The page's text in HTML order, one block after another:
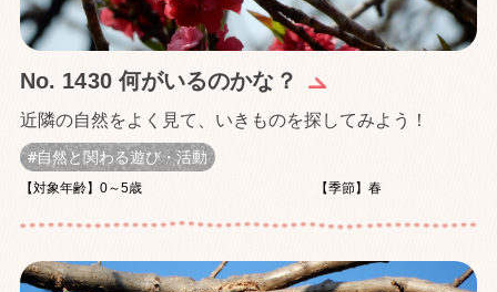
No. 1430 何がいるのかな？
近隣の自然をよく見て、いきものを探してみよう！
自然と関わる遊び・活動
【対象年齢】0～5歳 【季節】春